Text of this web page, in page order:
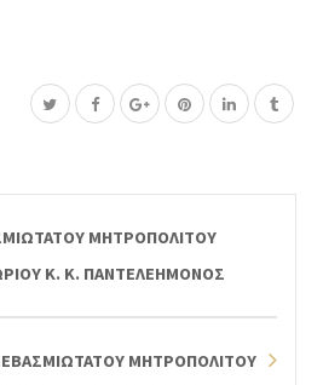
ΜΗΤΡΟΠΟΛΙΤΟΥ
Κ. Κ. ΠΑΝΤΕΛΕΗΜΟΝΟΣ
ΜΗΤΡΟΠΟΛΙΤΟΥ